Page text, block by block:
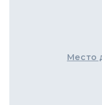
Место